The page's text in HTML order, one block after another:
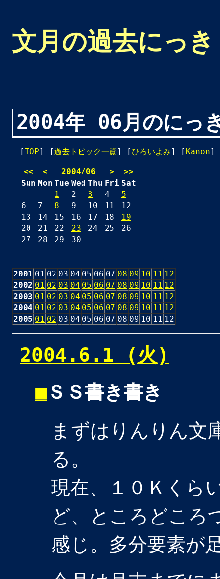
文月の過去にっき
2004年 06月のにっ
[TOP] [過去トピック一覧] [ひろいよみ] [ Kanon]
<< < 2004/06 >
>>
Sun Mon Tue Wed Thu Fri Sat
1
2 3 4
5
6
7 8 9 10 11
12
13
14 15 16 17 18
19
20
21 22 23 24 25
26
27
28 29 30
2001 01 02 03 04 05 06 07 08 09 10 11 12
2002 01 02 03 04 05 06 07 08 09 10 11 12
2003 01 02 03 04 05 06 07 08 09 10 11 12
2004 01 02 03 04 05 06 07 08 09 10 11 12
2005 01 02 03 04 05 06 07 08 09 10 11 12
2004.6.1 (火)
■ＳＳ書き書き
まずはりんりん
る。
現在、１０Ｋくら
ど、ところどころ
感じ。多分要素が